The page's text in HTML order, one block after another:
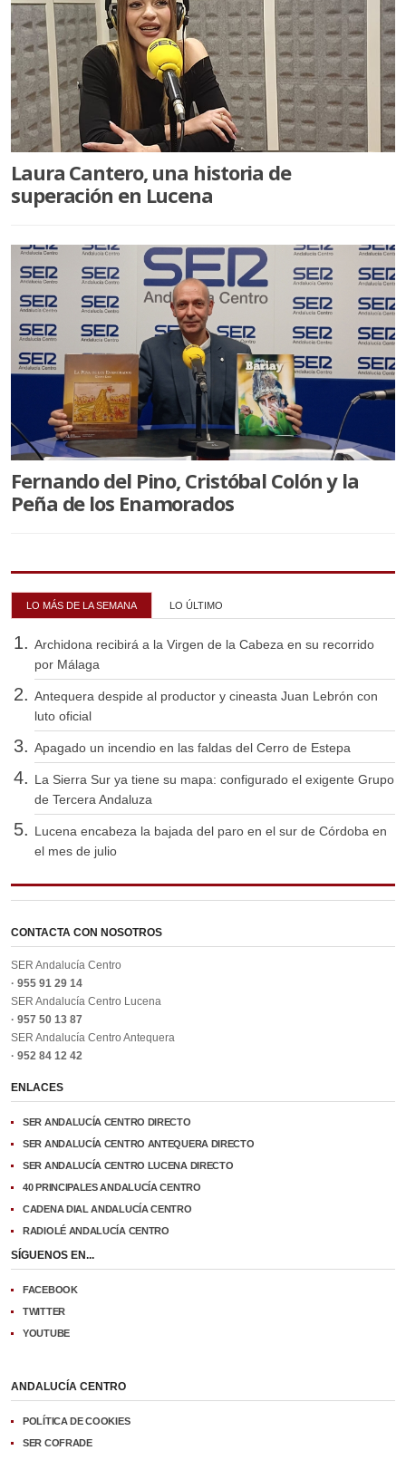
Laura Cantero, una historia de
superación en Lucena
Fernando del Pino, Cristóbal Colón y la
Peña de los Enamorados
LO MÁS DE LA SEMANA LO ÚLTIMO
Archidona recibirá a la Virgen de la Cabeza en su recorrido
por Málaga
Antequera despide al productor y cineasta Juan Lebrón con
luto oficial
Apagado un incendio en las faldas del Cerro de Estepa
La Sierra Sur ya tiene su mapa: configurado el exigente Grupo
de Tercera Andaluza
Lucena encabeza la bajada del paro en el sur de Córdoba en
el mes de julio
CONTACTA CON NOSOTROS
SER Andalucía Centro
· 955 91 29 14
SER Andalucía Centro Lucena
· 957 50 13 87
SER Andalucía Centro Antequera
· 952 84 12 42
ENLACES
SER ANDALUCÍA CENTRO DIRECTO
SER ANDALUCÍA CENTRO ANTEQUERA DIRECTO
SER ANDALUCÍA CENTRO LUCENA DIRECTO
40 PRINCIPALES ANDALUCÍA CENTRO
CADENA DIAL ANDALUCÍA CENTRO
RADIOLÉ ANDALUCÍA CENTRO
SÍGUENOS EN...
FACEBOOK
TWITTER
YOUTUBE
ANDALUCÍA CENTRO
POLÍTICA DE COOKIES
SER COFRADE